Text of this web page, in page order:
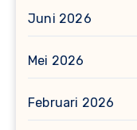
Juni 2026
Mei 2026
Februari 2026